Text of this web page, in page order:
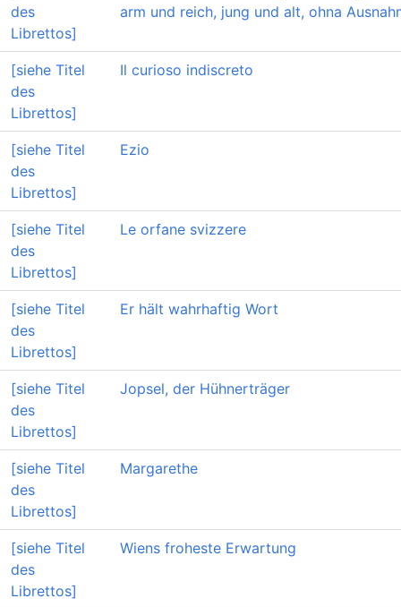
des
Librettos]
arm und reich, jung und alt, ohna
[siehe Titel
des
Librettos]
Il curioso indiscreto
[siehe Titel
des
Librettos]
Ezio
[siehe Titel
des
Librettos]
Le orfane svizzere
[siehe Titel
des
Librettos]
Er hält wahrhaftig Wort
[siehe Titel
des
Librettos]
Jopsel, der Hühnerträger
[siehe Titel
des
Librettos]
Margarethe
[siehe Titel
des
Librettos]
Wiens froheste Erwartung